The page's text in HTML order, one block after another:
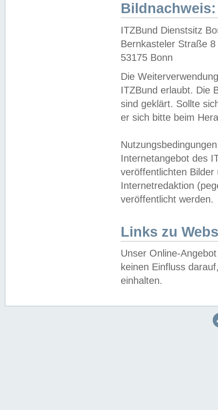
Bildnachweis:
ITZBund Dienstsitz
Bernkasteler Straße 8
53175 Bonn
Die
ITZBund erlaubt. Die
sind geklärt. Sollte
er sich bitte beim
Internetangebot des
veröffentlichten
Internetredaktion
veröffentlicht werden.
Links zu
Unser Online-
keinen Einfluss
einhalten.